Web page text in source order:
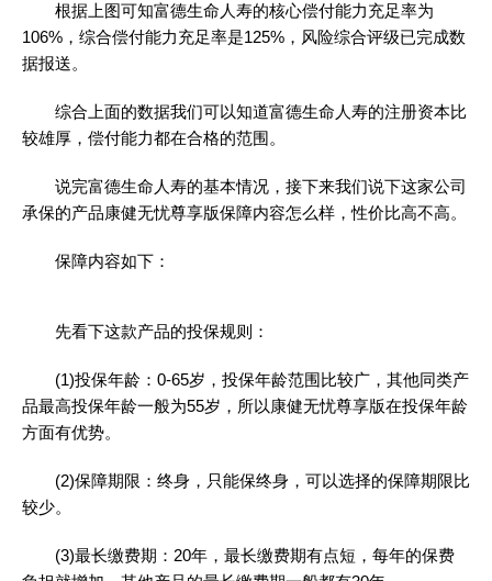
根据上图可知富德生命人寿的核心偿付能力充足率为
106%，综合偿付能力充足率是125%，风险综合评级已完成数
据报送。
综合上面的数据我们可以知道富德生命人寿的注册资本比
较雄厚，偿付能力都在合格的范围。
说完富德生命人寿的基本情况，接下来我们说下这家公司
承保的产品康健无忧尊享版保障内容怎么样，性价比高不高。
保障内容如下：
先看下这款产品的投保规则：
(1)投保年龄：0-65岁，投保年龄范围比较广，其他同类产
品最高投保年龄一般为55岁，所以康健无忧尊享版在投保年龄
方面有优势。
(2)保障期限：终身，只能保终身，可以选择的保障期限比
较少。
(3)最长缴费期：20年，最长缴费期有点短，每年的保费